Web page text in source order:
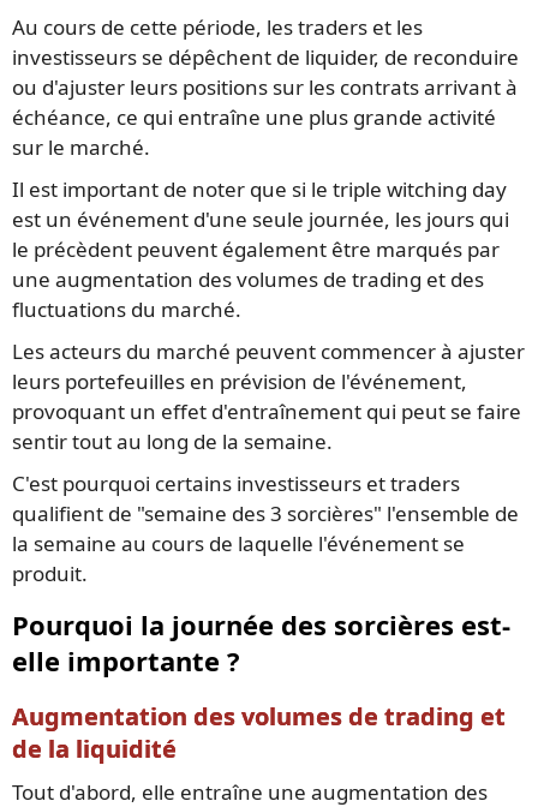
Au cours de cette période, les traders et les
investisseurs se dépêchent de liquider, de reconduire
ou d'ajuster leurs positions sur les contrats arrivant à
échéance, ce qui entraîne une plus grande activité
sur le marché.
Il est important de noter que si le triple witching day
est un événement d'une seule journée, les jours qui
le précèdent peuvent également être marqués par
une augmentation des volumes de trading et des
fluctuations du marché.
Les acteurs du marché peuvent commencer à ajuster
leurs portefeuilles en prévision de l'événement,
provoquant un effet d'entraînement qui peut se faire
sentir tout au long de la semaine.
C'est pourquoi certains investisseurs et traders
qualifient de "semaine des 3 sorcières" l'ensemble de
la semaine au cours de laquelle l'événement se
produit.
Pourquoi la journée des sorcières est-
elle importante ?
Augmentation des volumes de trading et
de la liquidité
Tout d'abord, elle entraîne une augmentation des